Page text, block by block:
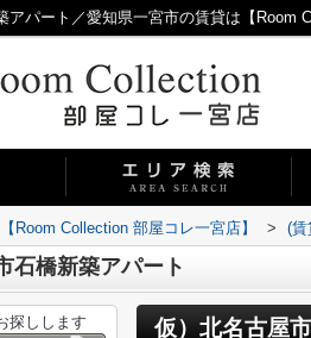
アパート／愛知県一宮市の賃貸は【Room
Room Collection 部屋コレ一宮店】 > (賃
石橋新築アパート
仮）北名古屋
探しします